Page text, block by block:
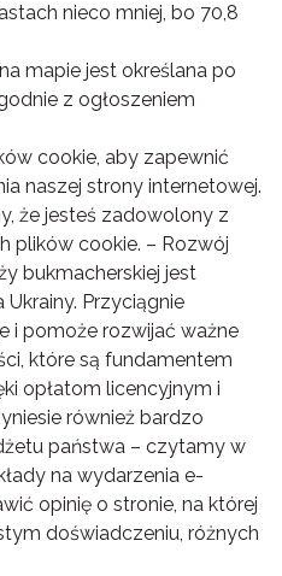
nieco mniej, bo 70,8
mapie jest określana po
z ogłoszeniem
cookie, aby zapewnić
naszej strony internetowej.
że jesteś zadowolony z
plików cookie. – Rozwój
bukmacherskiej jest
Przyciągnie
i pomoże rozwijać ważne
które są fundamentem
opłatom licencyjnym i
również bardzo
państwa – czytamy w
na wydarzenia e-
opinię o stronie, na której
doświadczeniu, różnych